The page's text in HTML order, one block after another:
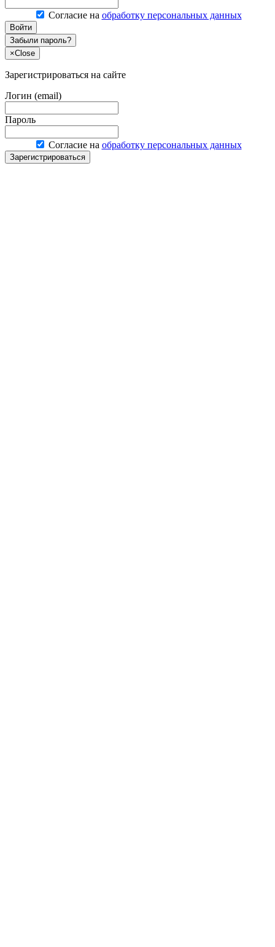
Согласие на обработку персональных данных
Войти
Забыли пароль?
×Close
Зарегистрироваться на сайте
Логин (email)
Пароль
Согласие на обработку персональных данных
Зарегистрироваться